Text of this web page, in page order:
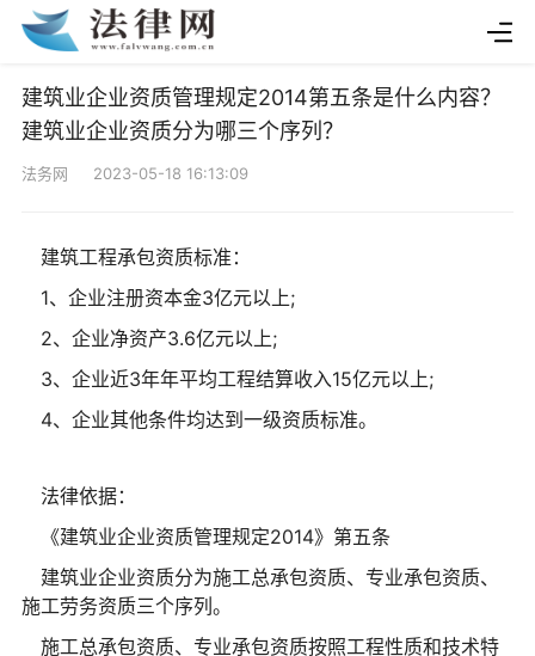
建筑业企业资质管理规定2014第五条是什么内容？
建筑业企业资质分为哪三个序列？
法务网 2023-05-18 16:13:09
建筑工程承包资质标准：
1、企业注册资本金3亿元以上;
2、企业净资产3.6亿元以上;
3、企业近3年年平均工程结算收入15亿元以上;
4、企业其他条件均达到一级资质标准。
法律依据：
《建筑业企业资质管理规定2014》第五条
建筑业企业资质分为施工总承包资质、专业承包资质、
施工劳务资质三个序列。
施工总承包资质、专业承包资质按照工程性质和技术特